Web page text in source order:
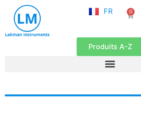
contenu
FR
EN
0
Produits A-Z